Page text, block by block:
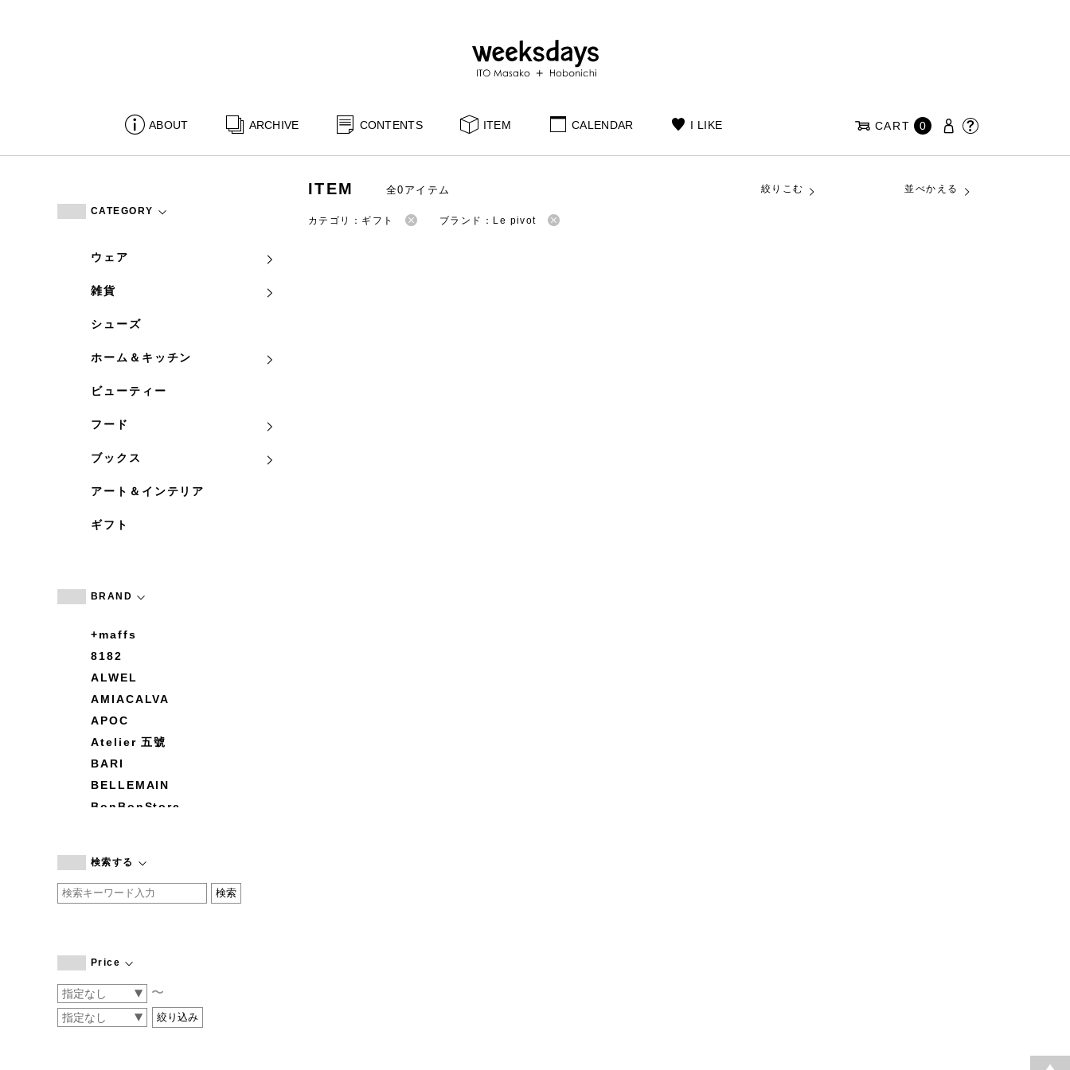
ABOUT ARCHIVE CONTENTS ITEM CALENDAR I LIKE CART 0
CATEGORY
ウェア
雑貨
シューズ
ホーム＆キッチン
ビューティー
フード
ブックス
アート＆インテリア
ギフト
BRAND
+maffs
8182
ALWEL
AMIACALVA
APOC
Atelier 五號
BARI
BELLEMAIN
BonBonStore
by basics
CATWORTH
COGTHEBIGSMOKE
CONVERSE
DEAN & DELUCA
検索する
Price
〜
ITEM 全0アイテム 絞りこむ 並べかえる
カテゴリ：ギフト ブランド：Le pivot